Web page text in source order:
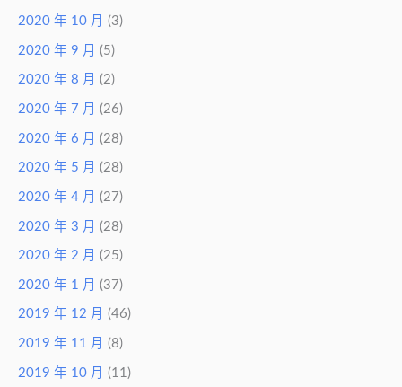
2020 年 10 月 (3)
2020 年 9 月 (5)
2020 年 8 月 (2)
2020 年 7 月 (26)
2020 年 6 月 (28)
2020 年 5 月 (28)
2020 年 4 月 (27)
2020 年 3 月 (28)
2020 年 2 月 (25)
2020 年 1 月 (37)
2019 年 12 月 (46)
2019 年 11 月 (8)
2019 年 10 月 (11)